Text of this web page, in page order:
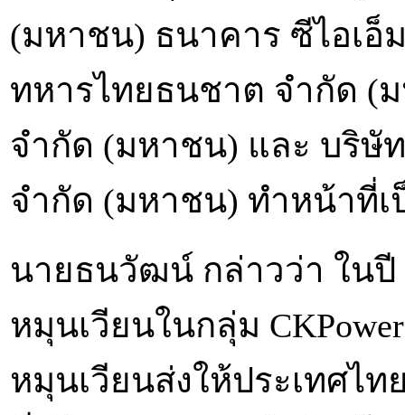
(มหาชน) ธนาคาร ซีไอเ
ทหารไทยธนชาต จำกัด (
จำกัด (มหาชน) และ บริษั
จำกัด (มหาชน) ทำหน้าที่
นายธนวัฒน์ กล่าวว่า ในปี
หมุนเวียนในกลุ่ม
หมุนเวียนส่งให้ประเทศไท